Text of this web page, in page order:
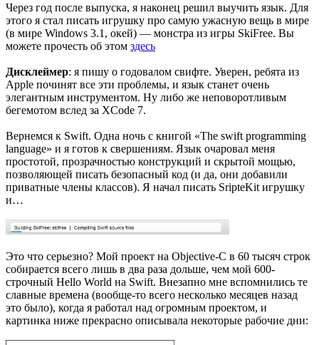
Через год после выпуска, я наконец решил выучить язык. Для
этого я стал писать игрушку про самую ужасную вещь в мире
(в мире Windows 3.1, окей) — монстра из игры SkiFree. Вы
можете прочесть об этом здесь
Дисклеймер: я пишу о годовалом свифте. Уверен, ребята из
Apple починят все эти проблемы, и язык станет очень
элегантным инструментом. Ну либо же неповоротливым
бегемотом вслед за XCode 7.
Вернемся к Swift. Одна ночь с книгой «The swift programming
language» и я готов к свершениям. Язык очаровал меня
простотой, прозрачностью конструкций и скрытой мощью,
позволяющей писать безопасный код (и да, они добавили
приватные члены классов). Я начал писать SripteKit игрушку
и…
Это что серьезно? Мой проект на Objective-C в 60 тысяч строк
собирается всего лишь в два раза дольше, чем мой 600-
строчный Hello World на Swift. Внезапно мне вспомнились те
славные времена (вообще-то всего несколько месяцев назад
это было), когда я работал над огромным проектом, и
картинка ниже прекрасно описывала некоторые рабочие дни: